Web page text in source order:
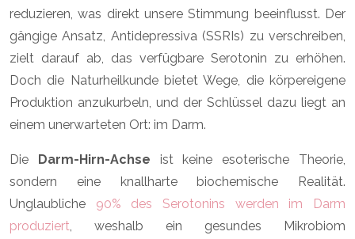
reduzieren, was direkt unsere Stimmung beeinflusst. Der
gängige Ansatz, Antidepressiva (SSRIs) zu verschreiben,
zielt darauf ab, das verfügbare Serotonin zu erhöhen.
Doch die Naturheilkunde bietet Wege, die körpereigene
Produktion anzukurbeln, und der Schlüssel dazu liegt an
einem unerwarteten Ort: im Darm.
Die Darm-Hirn-Achse ist keine esoterische Theorie,
sondern eine knallharte biochemische Realität.
Unglaubliche 90% des Serotonins werden im Darm
produziert , weshalb ein gesundes Mikrobiom